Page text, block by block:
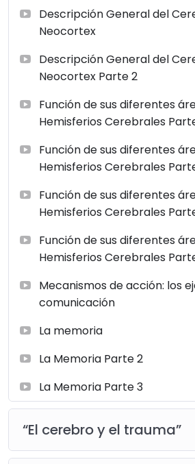
principios básicos del
de primer nivel para el trabajo con
EMDR. Profundizando en
Redes adaptativas de memoria, el
Adaptativo, lateralización
Por último, conocerás el detrás de
presencia de múltiples quejas
no se han encontrado aún una
convencional; las cuales son cada
en la población general:
Crohn, síndrome de fatiga crónica
Descripción General del
Neocortex
Descripción General del
Neocortex Parte 2
Función de sus diferentes
Hemisferios Cerebrales
Función de sus diferentes
Hemisferios Cerebrales
Función de sus diferentes
Hemisferios Cerebrales
Función de sus diferentes
Hemisferios Cerebrales
Mecanismos de acción: los
comunicación
La memoria
La Memoria Parte 2
La Memoria Parte 3
“El cerebro y el trauma”